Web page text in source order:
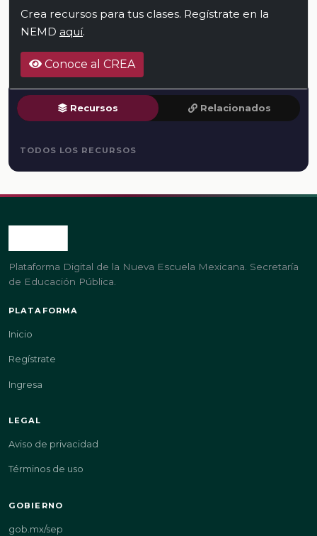
Crea recursos para tus clases. Regístrate en la
NEMD aquí.
Conoce al CREA
Recursos Relacionados
TODOS LOS RECURSOS
Plataforma Digital de la Nueva Escuela Mexicana. Secretaría
de Educación Pública.
PLATAFORMA
Inicio
Regístrate
Ingresa
LEGAL
Aviso de privacidad
Términos de uso
GOBIERNO
gob.mx/sep